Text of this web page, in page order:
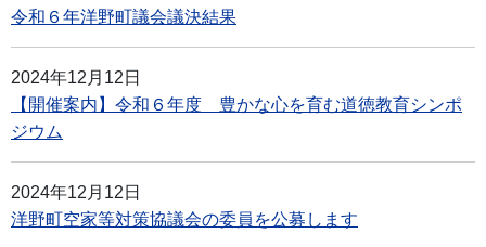
令和６年洋野町議会議決結果
2024年12月12日
【開催案内】令和６年度 豊かな心を育む道徳教育シンポ
ジウム
2024年12月12日
洋野町空家等対策協議会の委員を公募します